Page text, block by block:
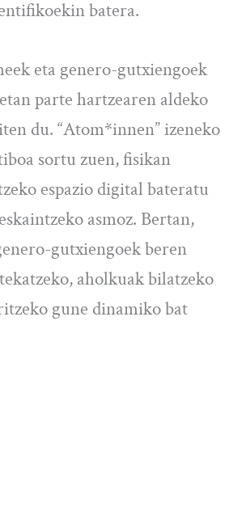
batera.
eta genero-gutxiengoek
parte hartzearen aldeko
du. “Atom*innen” izeneko
sortu zuen, fisikan
espazio digital bateratu
asmoz. Bertan,
gutxiengoek beren
aholkuak bilatzeko
gune dinamiko bat